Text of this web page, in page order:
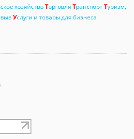
хозяйствоТорговля ТранспортТуризм,
Услуги и товары для бизнеса